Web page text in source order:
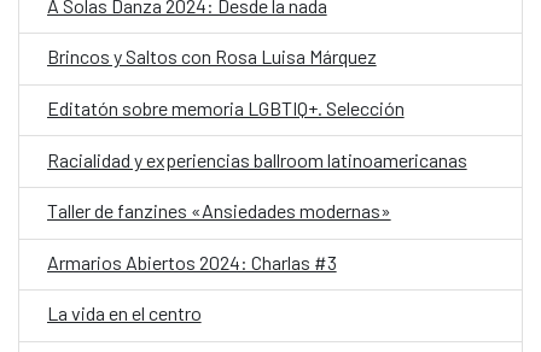
A Solas Danza 2024: Desde la nada
Brincos y Saltos con Rosa Luisa Márquez
Editatón sobre memoria LGBTIQ+. Selección
Racialidad y experiencias ballroom latinoamericanas
Taller de fanzines «Ansiedades modernas»
Armarios Abiertos 2024: Charlas #3
La vida en el centro